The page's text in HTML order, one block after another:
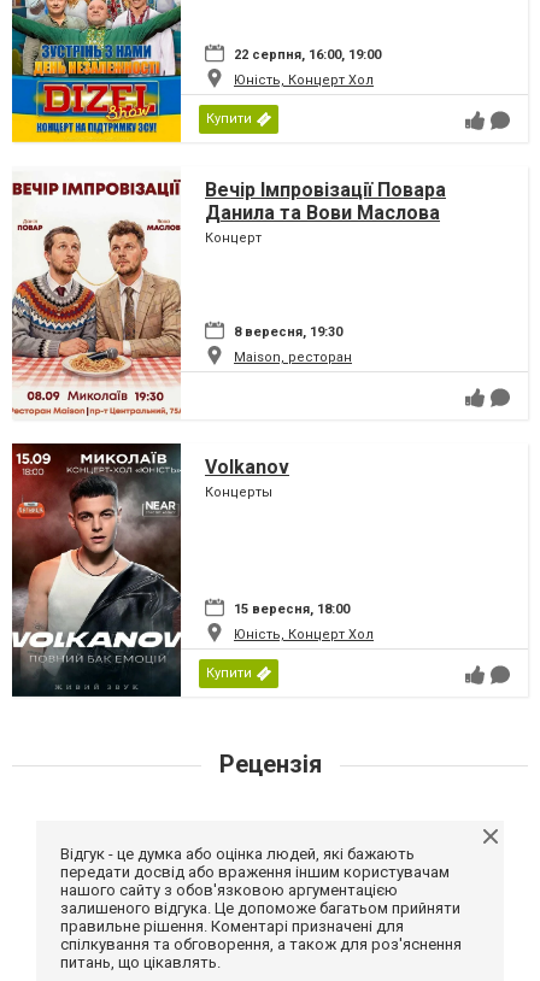
22 серпня, 16:00, 19:00
Юність, Концерт Хол
Купити
Вечір Імпровізації Повара
Данила та Вови Маслова
Концерт
8 вересня, 19:30
Maison, ресторан
Volkanov
Концерты
15 вересня, 18:00
Юність, Концерт Хол
Купити
Рецензія
Відгук - це думка або оцінка людей, які бажають
передати досвід або враження іншим користувачам
нашого сайту з обов'язковою аргументацією
залишеного відгука. Це допоможе багатьом прийняти
правильне рішення. Коментарі призначені для
спілкування та обговорення, а також для роз'яснення
питань, що цікавлять.